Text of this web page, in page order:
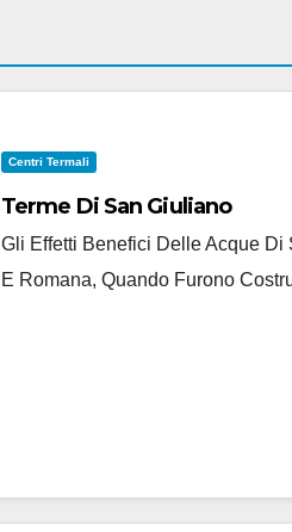
Centri Termali
Terme Di San Giuliano
Gli Effetti Benefici Delle Acque Di
E Romana, Quando Furono